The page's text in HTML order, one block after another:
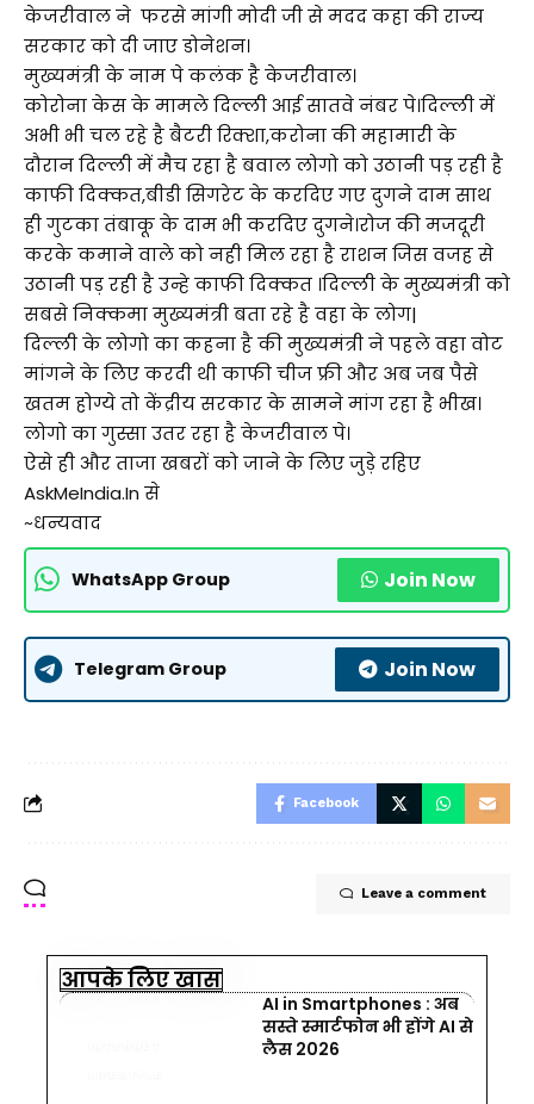
केजरीवाल ने फरसे मांगी मोदी जी से मदद कहा की राज्य
सरकार को दी जाए डोनेशन।
मुख्यमंत्री के नाम पे कलंक है केजरीवाल।
कोरोना केस के मामले दिल्ली आई सातवे नंबर पे।दिल्ली में
अभी भी चल रहे है बैटरी रिक्शा,करोना की महामारी के
दौरान दिल्ली में मैच रहा है बवाल लोगो को उठानी पड़ रही है
काफी दिक्कत,बीडी सिगरेट के करदिए गए दुगने दाम साथ
ही गुटका तंबाकू के दाम भी करदिए दुगने।रोज की मजदूरी
करके कमाने वाले को नही मिल रहा है राशन जिस वजह से
उठानी पड़ रही है उन्हे काफी दिक्कत ।दिल्ली के मुख्यमंत्री को
सबसे निक्कमा मुख्यमंत्री बता रहे है वहा के लोग|
दिल्ली के लोगो का कहना है की मुख्यमंत्री ने पहले वहा वोट
मांगने के लिए करदी थी काफी चीज फ्री और अब जब पैसे
खतम होग्ये तो केंद्रीय सरकार के सामने मांग रहा है भीख।
लोगो का गुस्सा उतर रहा है केजरीवाल पे।
ऐसे ही और ताजा खबरों को जाने के लिए जुड़े रहिए
AskMeIndia.in से
~धन्यवाद
WhatsApp Group Join Now
Telegram Group Join Now
Facebook
Leave a comment
आपके लिए खास
AI in Smartphones : अब
सस्ते स्मार्टफोन भी होंगे AI से
लैस 2026